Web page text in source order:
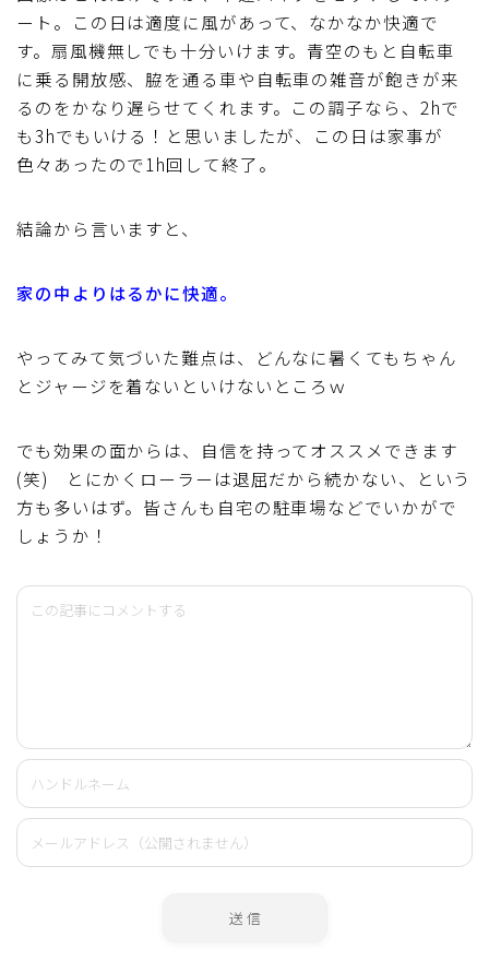
ート。この日は適度に風があって、なかなか快適で
す。扇風機無しでも十分いけます。青空のもと自転車
に乗る開放感、脇を通る車や自転車の雑音が飽きが来
るのをかなり遅らせてくれます。この調子なら、2hで
も3hでもいける！と思いましたが、この日は家事が
色々あったので1h回して終了。
結論から言いますと、
家の中よりはるかに快適。
やってみて気づいた難点は、どんなに暑くてもちゃん
とジャージを着ないといけないところｗ
でも効果の面からは、自信を持ってオススメできます
(笑) とにかくローラーは退屈だから続かない、という
方も多いはず。皆さんも自宅の駐車場などでいかがで
しょうか！